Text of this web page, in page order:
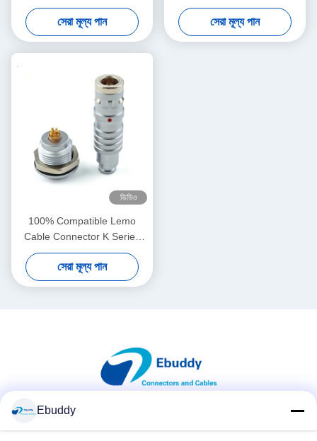
Long Endurance with Brass
Housing and High Voltage
Test
সেরা মূল্য পান
Plug And Socket For Medical
Industry
সেরা মূল্য পান
ভিডিও
100% Compatible Lemo
Cable Connector K Series
Waterproof IP68 Circular
Connectors for Industrial
Control and Test and
সেরা মূল্য পান
Ebuddy